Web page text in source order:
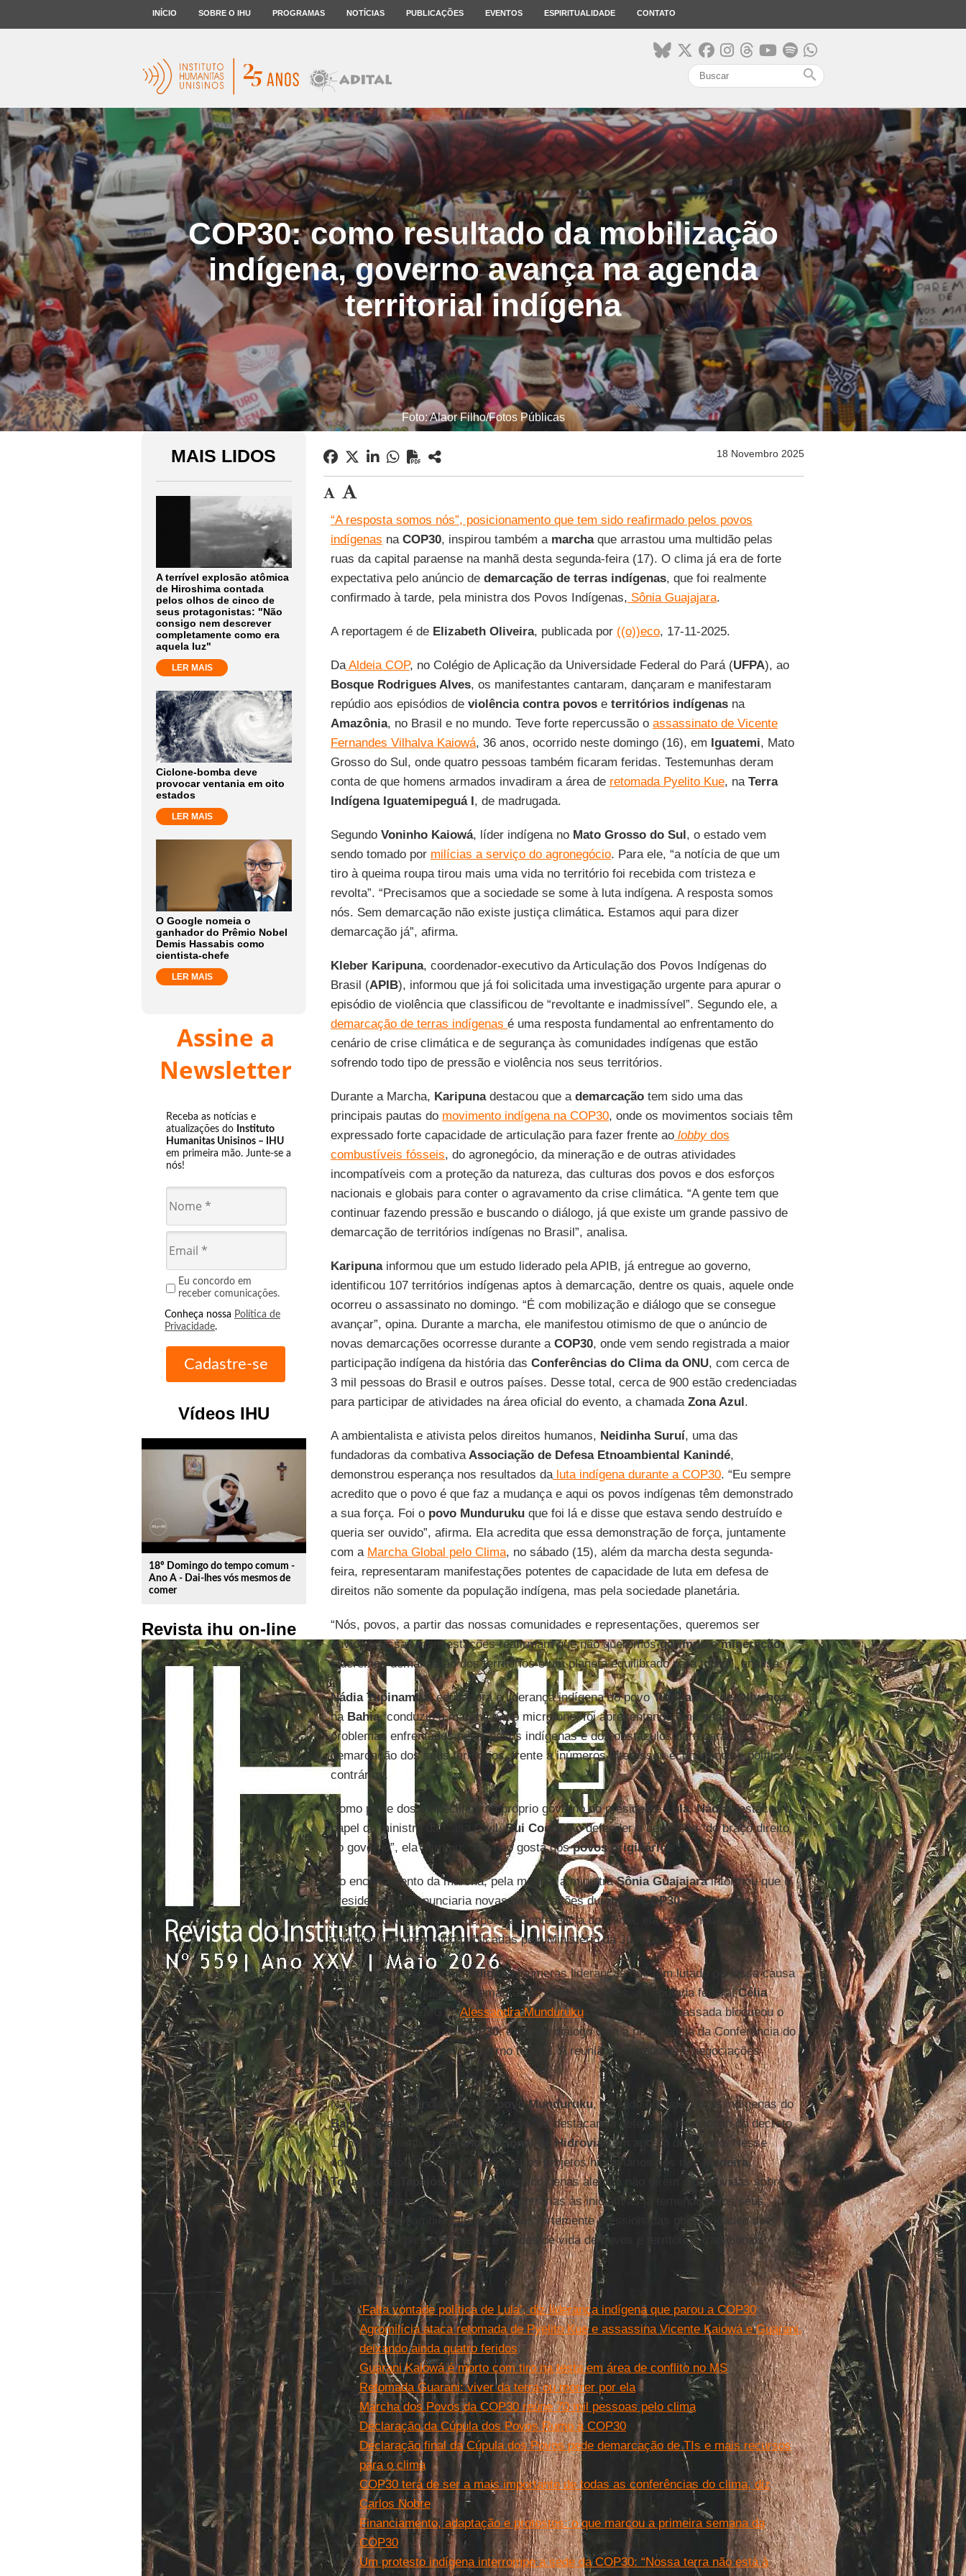
INÍCIO SOBRE O IHU PROGRAMAS NOTÍCIAS PUBLICAÇÕES EVENTOS ESPIRITUALIDADE CONTATO
search
COP30: como resultado da mobilização
indígena, governo avança na agenda
territorial indígena
Foto: Alaor Filho/Fotos Públicas
MAIS LIDOS
A terrível explosão atômica
de Hiroshima contada
pelos olhos de cinco de
seus protagonistas: "Não
consigo nem descrever
completamente como era
aquela luz"
LER MAIS
Ciclone-bomba deve
provocar ventania em oito
estados
LER MAIS
O Google nomeia o
ganhador do Prêmio Nobel
Demis Hassabis como
cientista-chefe
LER MAIS
Assine a
Newsletter
Receba as notícias e
atualizações do Instituto
Humanitas Unisinos – IHU
em primeira mão. Junte-se a
nós!
Eu concordo em
receber comunicações.
Conheça nossa Política de
Privacidade.
Vídeos IHU
play_circle_outline
18º Domingo do tempo comum -
Ano A - Dai-lhes vós mesmos de
comer
Revista ihu on-line
18 Novembro 2025
“A resposta somos nós”, posicionamento que tem sido reafirmado pelos povos
indígenas na COP30, inspirou também a marchaque arrastou uma multidão pelas
ruas da capital paraense na manhã desta segunda-feira (17). O clima já era de forte
expectativa pelo anúncio de demarcação de terras indígenas, que foi realmente
confirmado à tarde, pela ministra dos Povos Indígenas, Sônia Guajajara.
A reportagem é de Elizabeth Oliveira, publicada por ((o))eco, 17-11-2025.
DaAldeia COP, no Colégio de Aplicação da Universidade Federal do Pará (UFPA), ao
Bosque Rodrigues Alves, os manifestantes cantaram, dançaram e manifestaram
repúdio aos episódios de violência contra povose territórios indígenasna
Amazônia, no Brasil e no mundo. Teve forte repercussão o assassinato de Vicente
Fernandes Vilhalva Kaiowá, 36 anos, ocorrido neste domingo (16), em Iguatemi, Mato
Grosso do Sul, onde quatro pessoas também ficaram feridas. Testemunhas deram
conta de que homens armados invadiram a área de retomada Pyelito Kue, naTerra
Indígena Iguatemipeguá I, de madrugada.
Segundo Voninho Kaiowá, líder indígena noMato Grosso do Sul, o estado vem
sendo tomado por milícias a serviço do agronegócio. Para ele, “a notícia de que um
tiro à queima roupa tirou mais uma vida no território foi recebida com tristeza e
revolta”. “Precisamos que a sociedade se some à luta indígena. A resposta somos
nós. Sem demarcação não existe justiça climática. Estamos aqui para dizer
demarcação já”, afirma.
Kleber Karipuna, coordenador-executivo da Articulação dos Povos Indígenas do
Brasil (APIB), informou que já foi solicitada uma investigação urgente para apurar o
episódio de violência que classificou de “revoltante e inadmissível”. Segundo ele, a
demarcação de terras indígenas é uma resposta fundamental ao enfrentamento do
cenário de crise climática e de segurança às comunidades indígenas que estão
sofrendo todo tipo de pressão e violência nos seus territórios.
Durante a Marcha, Karipunadestacou que a demarcaçãotem sido uma das
principais pautas do movimento indígena na COP30, onde os movimentos sociais têm
expressado forte capacidade de articulação para fazer frente aolobbydos
combustíveis fósseis, do agronegócio, da mineração e de outras atividades
incompatíveis com a proteção da natureza, das culturas dos povos e dos esforços
nacionais e globais para conter o agravamento da crise climática. “A gente tem que
continuar fazendo pressão e buscando o diálogo, já que existe um grande passivo de
demarcação de territórios indígenas no Brasil”, analisa.
Karipunainformou que um estudo liderado pela APIB, já entregue ao governo,
identificou 107 territórios indígenas aptos à demarcação, dentre os quais, aquele onde
ocorreu o assassinato no domingo. “É com mobilização e diálogo que se consegue
avançar”, opina. Durante a marcha, ele manifestou otimismo de que o anúncio de
novas demarcações ocorresse durante a COP30, onde vem sendo registrada a maior
participação indígena da história das Conferências do Clima da ONU, com cerca de
3 mil pessoas do Brasil e outros países. Desse total, cerca de 900 estão credenciadas
para participar de atividades na área oficial do evento, a chamada Zona Azul.
A ambientalista e ativista pelos direitos humanos, Neidinha Suruí, uma das
fundadoras da combativaAssociação de Defesa Etnoambiental Kanindé,
demonstrou esperança nos resultados daluta indígena durante a COP30. “Eu sempre
acredito que o povo é que faz a mudança e aqui os povos indígenas têm demonstrado
a sua força. Foi opovo Mundurukuque foi lá e disse que estava sendo destruído e
queria ser ouvido”, afirma. Ela acredita que essa demonstração de força, juntamente
com a Marcha Global pelo Clima, no sábado (15), além da marcha desta segunda-
feira, representaram manifestações potentes de capacidade de luta em defesa de
direitos não somente da população indígena, mas pela sociedade planetária.
“Nós, povos, a partir das nossas comunidades e representações, queremos ser
ouvidos. Essas manifestações reafirmam que não queremosgarimpoemineração.
Queremos demarcação dos territórios e um planeta equilibrado para todos”, analisa.
Nádia Tupinambá, educadora e liderança indígena do povoTupinambá de Olivença,
na Bahia, conduziu a marcha e, ao microfone, foi apresentando um cenário dos
problemas enfrentados pelos povos indígenas e dos obstáculos para garantir a
demarcação dos seus territórios, frente a inúmeros interesses econômicos e políticos
contrários.
Como parte dos empecilhos no próprio governo do presidenteLula,Nádiadestacou o
papel do ministro da Casa Civil,Rui Costa. Ao defender a demissão “do braço direito
do governo”, ela afirmou: “Ele não gosta dospovos originários ”.
No encerramento da marcha, pela manhã, a ministraSônia Guajajarainformou que o
presidente Lula anunciaria novas demarcações durante aCOP30. À tarde, em
programação da qual participou na Conferência do Clima, ela confirmou que as
portarias já tinham sido publicadas pelo Ministério da Justiça.
Participaram damarcha indígenainúmeras lideranças que têm lutado por essa causa
e defendido a bandeira da demarcação, dentre as quais, a deputada federalCélia
Xakriabá(PSOL/MG) eAlessandra Munduruku, que na semana passada bloqueou o
acesso àZona Azul daCOP30, exigindo diálogo com a presidência da Conferência do
Clima em Belém e com o governo federal. A reunião foi realizada e negociações
iniciadas.
Na pauta de reivindicações dopovo Munduruku, apoiado por lideranças indígenas do
Baixo Tapajós, além da demarcação, se destacam a defesa da revogação do decreto
12.600 que instituiu o
Plano Nacional de Hidroviasem agosto deste ano. Nesse
contexto, são consideradas prioritários projetos hidroviários nos rios
Madeira,
Tocantinse Tapajós. Comunidades indígenas alegam não terem sido ouvidas sobre
essas diretrizes e se posicionam contrárias às iniciativas já temendo pelos seus
impactos socioambientais em regiões fortemente pressionadas por atividades que
colocam em risco o ambiente e modos de vida de povos e territórios tradicionais.
Leia mais
‘Falta vontade política de Lula’, diz liderança indígena que parou a COP30
Agromilícia ataca retomada de Pyelito Kue e assassina Vicente Kaiowá e Guarani,
deixando ainda quatro feridos
Guarani Kaiowá é morto com tiro na testa em área de conflito no MS
Retomada Guarani: viver da terra ou morrer por ela
Marcha dos Povos da COP30 reúne 70 mil pessoas pelo clima
Declaração da Cúpula dos Povos Rumo à COP30
Declaração final da Cúpula dos Povos pede demarcação de TIs e mais recursos
para o clima
COP30 terá de ser a mais importante de todas as conferências do clima, diz
Carlos Nobre
Financiamento, adaptação e protestos: o que marcou a primeira semana da
COP30
Um protesto indígena interrompe a sede da COP30: “Nossa terra não está à